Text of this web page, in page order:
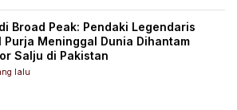
Broad Peak: Pendaki Legendaris
Purja Meninggal Dunia Dihantam
Salju di Pakistan
lalu